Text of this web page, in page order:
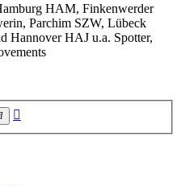
HAM, Finkenwerder
Parchim SZW, Lübeck
HAJ u.a. Spotter,
Suche